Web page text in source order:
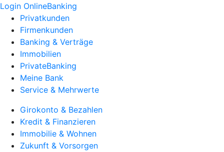
Login OnlineBanking
Privatkunden
Firmenkunden
Banking & Verträge
Immobilien
PrivateBanking
Meine Bank
Service & Mehrwerte
Girokonto & Bezahlen
Kredit & Finanzieren
Immobilie & Wohnen
Zukunft & Vorsorgen